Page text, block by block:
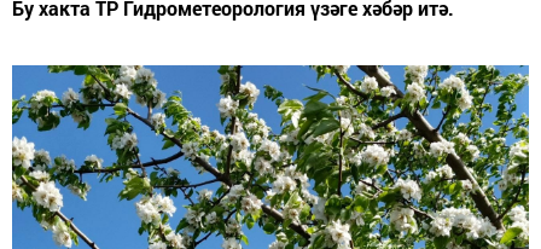
Бу хакта ТР Гидрометеорология үзәге хәбәр итә.